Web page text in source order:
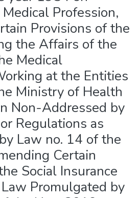
Profession,
Provisions of the
the Affairs of the
Medical
at the Entities
Ministry of Health
Non-Addressed by
Regulations as
Law no. 14 of the
Certain
Social Insurance
Promulgated by